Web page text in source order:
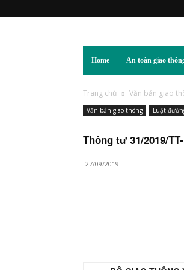
Home An toàn giao
Trang chủ Văn bản giao
Văn bản giao thông Luật
Thông tư 31/2019/
27/09/2019